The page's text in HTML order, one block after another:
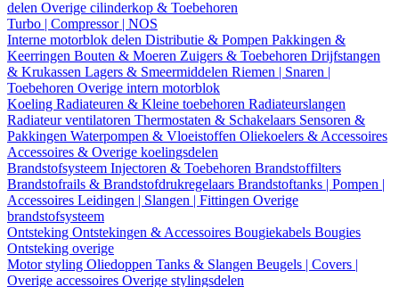
delen Overige cilinderkop & Toebehoren
Turbo | Compressor | NOS
Interne motorblok delen Distributie & Pompen Pakkingen &
Keerringen Bouten & Moeren Zuigers & Toebehoren Drijfstangen
& Krukassen Lagers & Smeermiddelen Riemen | Snaren |
Toebehoren Overige intern motorblok
Koeling Radiateuren & Kleine toebehoren Radiateurslangen
Radiateur ventilatoren Thermostaten & Schakelaars Sensoren &
Pakkingen Waterpompen & Vloeistoffen Oliekoelers & Accessoires
Accessoires & Overige koelingsdelen
Brandstofsysteem Injectoren & Toebehoren Brandstoffilters
Brandstofrails & Brandstofdrukregelaars Brandstoftanks | Pompen |
Accessoires Leidingen | Slangen | Fittingen Overige
brandstofsysteem
Ontsteking Ontstekingen & Accessoires Bougiekabels Bougies
Ontsteking overige
Motor styling Oliedoppen Tanks & Slangen Beugels | Covers |
Overige accessoires Overige stylingsdelen